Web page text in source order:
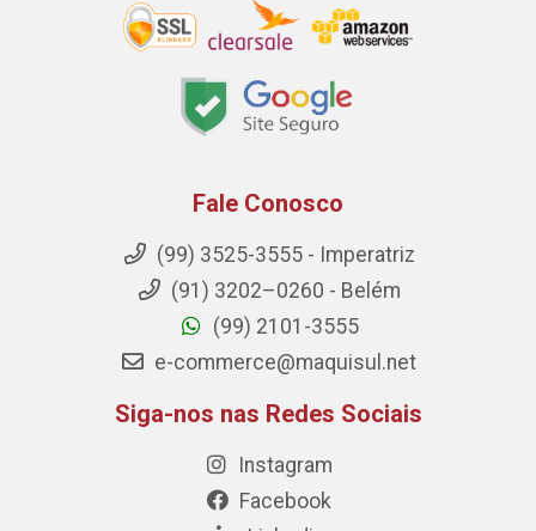
Fale Conosco
(99) 3525-3555 - Imperatriz
(91) 3202–0260 - Belém
(99) 2101-3555
e-commerce@maquisul.net
Siga-nos nas Redes Sociais
Instagram
Facebook